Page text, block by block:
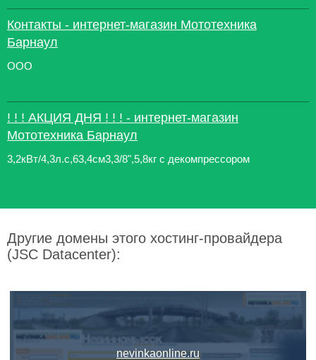
Контакты - интернет-магазин Мототехника
Барнаул
ООО
! ! ! АКЦИЯ ДНЯ ! ! ! - интернет-магазин
Мототехника Барнаул
3,2кВт/4,3л.с,63,4см3,3/8",5,8кг с декомпрессором
Другие домены этого хостинг-провайдера
(JSC Datacenter):
nevinkaonline.ru